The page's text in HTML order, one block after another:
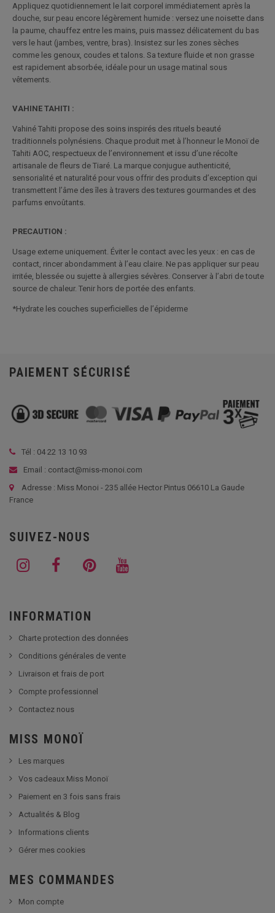
Appliquez quotidiennement le lait corporel immédiatement après la
douche, sur peau encore légèrement humide : versez une noisette dans
la paume, chauffez entre les mains, puis massez délicatement du bas
vers le haut (jambes, ventre, bras). Insistez sur les zones sèches
comme les genoux, coudes et talons. Sa texture fluide et non grasse
est rapidement absorbée, idéale pour un usage matinal sous
vêtements.
VAHINE TAHITI :
Vahiné Tahiti propose des soins inspirés des rituels beauté
traditionnels polynésiens. Chaque produit met à l’honneur le Monoï de
Tahiti AOC, respectueux de l’environnement et issu d’une récolte
artisanale de fleurs de Tiaré. La marque conjugue authenticité,
sensorialité et naturalité pour vous offrir des produits d’exception qui
transmettent l’âme des îles à travers des textures gourmandes et des
parfums envoûtants.
PRECAUTION :
Usage externe uniquement. Éviter le contact avec les yeux : en cas de
contact, rincer abondamment à l’eau claire. Ne pas appliquer sur peau
irritée, blessée ou sujette à allergies sévères. Conserver à l’abri de toute
source de chaleur. Tenir hors de portée des enfants.
*Hydrate les couches superficielles de l’épiderme
PAIEMENT SÉCURISÉ
Tél : 04 22 13 10 93
Email : contact@miss-monoi.com
Adresse : Miss Monoi - 235 allée Hector Pintus 06610 La Gaude
France
SUIVEZ-NOUS
INFORMATION
Charte protection des données
Conditions générales de vente
Livraison et frais de port
Compte professionnel
Contactez nous
MISS MONOÏ
Les marques
Vos cadeaux Miss Monoï
Paiement en 3 fois sans frais
Actualités & Blog
Informations clients
Gérer mes cookies
MES COMMANDES
Mon compte